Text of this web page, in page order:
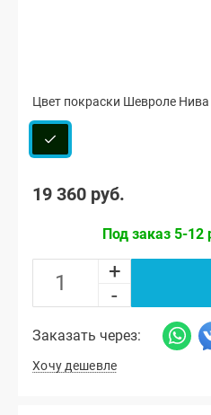
Цвет покраски Шевроле Нива
19 360 руб.
Под заказ 5-12
+
-
Заказать через:
Хочу дешевле